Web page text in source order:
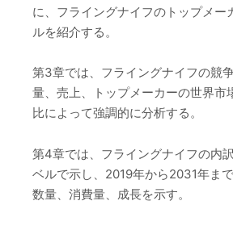
に、フライングナイフのトップメー
ルを紹介する。
第3章では、フライングナイフの競
量、売上、トップメーカーの世界市
比によって強調的に分析する。
第4章では、フライングナイフの内
ベルで示し、2019年から2031年ま
数量、消費量、成長を示す。